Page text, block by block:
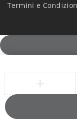
Termini e